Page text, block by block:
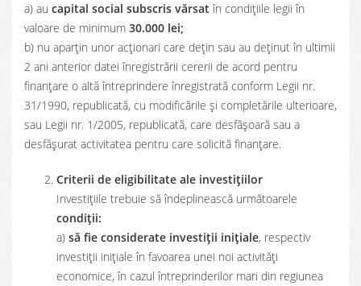
a) au capital social subscris vărsat în condiţiile legii în
valoare de minimum 30.000 lei;
b) nu aparţin unor acţionari care deţin sau au deţinut în ultimii
2 ani anterior datei înregistrării cererii de acord pentru
finanţare o altă întreprindere înregistrată conform Legii nr.
31/1990, republicată, cu modificările și completările ulterioare,
sau Legii nr. 1/2005, republicată, care desfăşoară sau a
desfăşurat activitatea pentru care solicită finanţare.
Criterii de eligibilitate ale investițiilor
Investițiile trebuie să îndeplinească următoarele
condiții:
a) să fie considerate investiții inițiale, respectiv
investiții inițiale în favoarea unei noi activități
economice, în cazul întreprinderilor mari din regiunea